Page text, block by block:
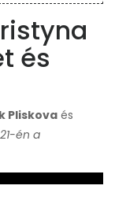
és
Pliskovaés
én a